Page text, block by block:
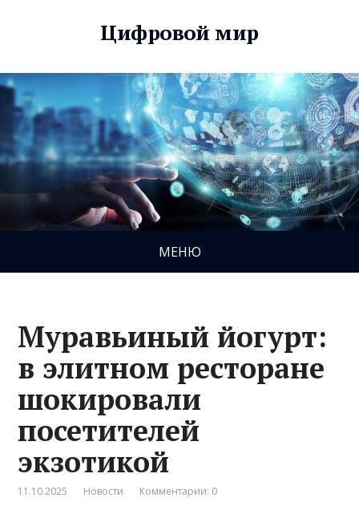
Цифровой мир
МЕНЮ
Муравьиный йогурт:
в элитном ресторане
шокировали
посетителей
экзотикой
11.10.2025 Новости Комментарии: 0